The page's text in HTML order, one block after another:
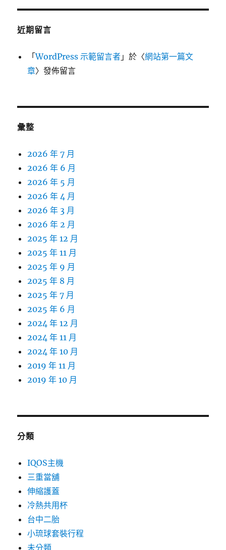
近期留言
「WordPress 示範留言者 」於〈網站第一篇文
章〉發佈留言
彙整
2026 年 7 月
2026 年 6 月
2026 年 5 月
2026 年 4 月
2026 年 3 月
2026 年 2 月
2025 年 12 月
2025 年 11 月
2025 年 9 月
2025 年 8 月
2025 年 7 月
2025 年 6 月
2024 年 12 月
2024 年 11 月
2024 年 10 月
2019 年 11 月
2019 年 10 月
分類
IQOS主機
三重當舖
伸縮護蓋
冷熱共用杯
台中二胎
小琉球套裝行程
未分類